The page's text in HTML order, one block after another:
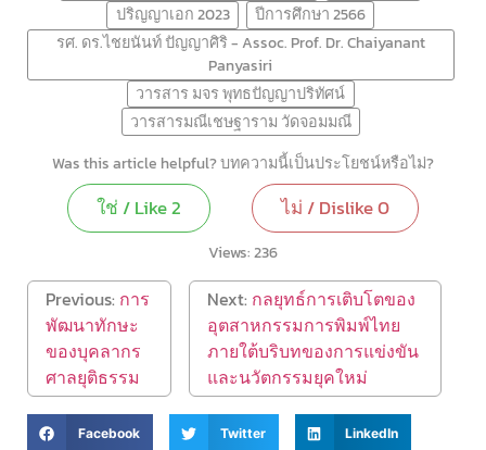
ปริญญาเอก 2023
ปีการศึกษา 2566
รศ. ดร.ไชยนันท์ ปัญญาศิริ - Assoc. Prof. Dr. Chaiyanant
Panyasiri
วารสาร มจร พุทธปัญญาปริทัศน์
วารสารมณีเชษฐาราม วัดจอมมณี
Was this article helpful? บทความนี้เป็นประโยชน์หรือไม่?
ใช่ / Like2 ไม่ / Dislike0
Views:236
Previous: การ
พัฒนาทักษะ
ของบุคลากร
ศาลยุติธรรม
Next: กลยุทธ์การเติบโตของ
อุตสาหกรรมการพิมพ์ไทย
ภายใต้บริบทของการแข่งขัน
และนวัตกรรมยุคใหม่
Facebook Twitter LinkedIn